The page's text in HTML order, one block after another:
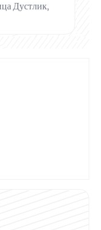
Дустлик,